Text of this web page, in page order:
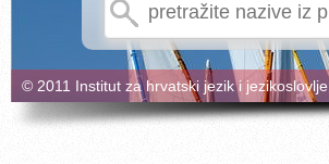
© 2011 Institut za hrvatski jezik i jezikoslovlje